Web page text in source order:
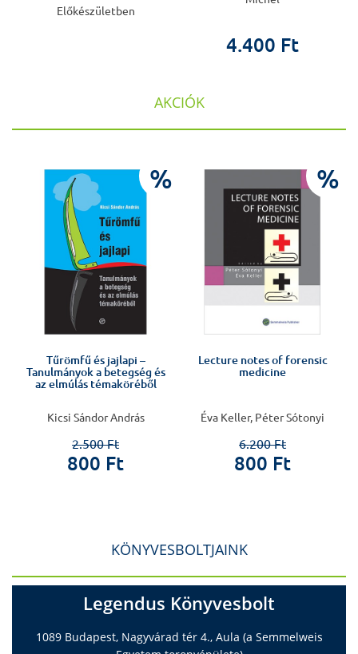
Előkészületben
4.400 Ft
AKCIÓK
%
Tűrömfű és jajlapi –
Tanulmányok a betegség és
az elmúlás témaköréből
Kicsi Sándor András
2.500 Ft
800 Ft
%
Lecture notes of forensic
medicine
Éva Keller, Péter Sótonyi
6.200 Ft
800 Ft
KÖNYVESBOLTJAINK
Legendus Könyvesbolt
1089 Budapest, Nagyvárad tér 4., Aula (a Semmelweis